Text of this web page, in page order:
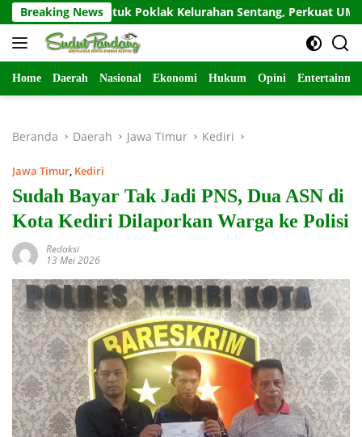
Langsung
ke
konten
Breaking News
untuk Poklak Kelurahan Sentang, Perkuat UMKM Jelang
Home Daerah Nasional Ekonomi Hukum Opini
Beranda Daerah Jawa Timur Kediri
Jawa Timur, Kediri
Sudah Bayar Tak Jadi PNS, Dua ASN di
Kota Kediri Dilaporkan Warga ke Polisi
Redaksi
13 Mei 2026